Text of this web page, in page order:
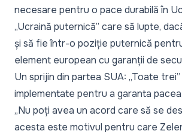
necesare pentru o pace durabilă în
„Ucraină puternică” care să lupte,
și să fie într-o poziție puternică
element european cu garanții de
Un sprijin din partea SUA: „Toate
implementate pentru a garanta
„Nu poți avea un acord care să se
acesta este motivul pentru care